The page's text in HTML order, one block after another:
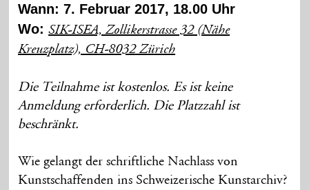
Wann: 7. Februar 2017, 18.00 Uhr
Wo:SIK-ISEA, Zollikerstrasse 32 (Nähe
Kreuzplatz), CH-8032 Zürich
Die Teilnahme ist kostenlos. Es ist keine
Anmeldung erforderlich. Die Platzzahl ist
beschränkt.
Wie gelangt der schriftliche Nachlass von
Kunstschaffenden ins Schweizerische Kunstarchiv?